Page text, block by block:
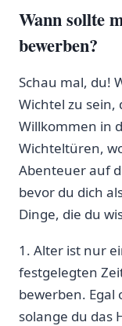
Wann sollte
bewerben?
Schau mal, du!
Wichtel zu
Willkommen in
Wichteltüren,
Abenteuer auf
bevor du dich
Dinge, die du
1. Alter ist nur
festgelegten
bewerben.‌ Egal
solange du das